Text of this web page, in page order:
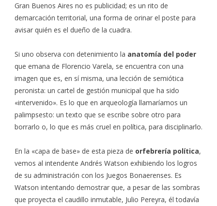
Gran Buenos Aires no es publicidad; es un rito de
demarcación territorial, una forma de orinar el poste para
avisar quién es el dueño de la cuadra.
Si uno observa con detenimiento la anatomía del poder
que emana de Florencio Varela, se encuentra con una
imagen que es, en sí misma, una lección de semiótica
peronista: un cartel de gestión municipal que ha sido
«intervenido». Es lo que en arqueología llamaríamos un
palimpsesto: un texto que se escribe sobre otro para
borrarlo o, lo que es más cruel en política, para disciplinarlo.
En la «capa de base» de esta pieza de orfebrería política,
vemos al intendente Andrés Watson exhibiendo los logros
de su administración con los Juegos Bonaerenses. Es
Watson intentando demostrar que, a pesar de las sombras
que proyecta el caudillo inmutable, Julio Pereyra, él todavía